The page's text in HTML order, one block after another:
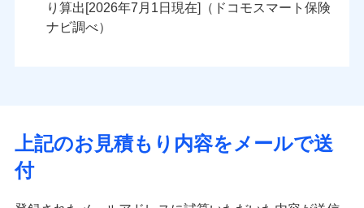
り算出[
年 月
日現在]（ドコモスマート保険
ナビ調べ）
上記のお見積もり内容をメールで送
付